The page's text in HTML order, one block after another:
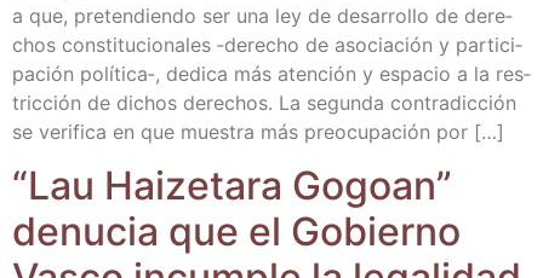
a que, pre­ten­dien­do ser una ley de desa­rro­llo de dere­
chos cons­ti­tu­cio­na­les ‑dere­cho de aso­cia­ción y par­ti­ci­
pa­ción política‑, dedi­ca más aten­ción y espa­cio a la res­
tric­ción de dichos dere­chos. La segun­da con­tra­dic­ción
se veri­fi­ca en que mues­tra más preo­cu­pa­ción por […]
“Lau Hai­ze­ta­ra Gogoan”
denu­cia que el Gobierno